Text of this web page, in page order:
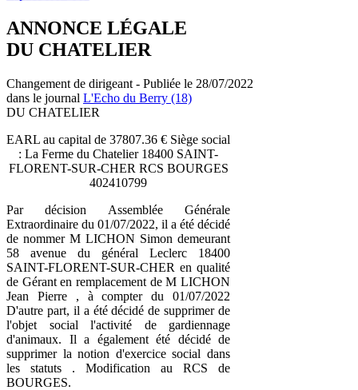
ANNONCE LÉGALE
DU CHATELIER
Changement de dirigeant - Publiée le 28/07/2022
dans le journal L'Echo du Berry (18)
DU CHATELIER
EARL au capital de 37807.36 € Siège social
: La Ferme du Chatelier 18400 SAINT-
FLORENT-SUR-CHER RCS BOURGES
402410799
Par décision Assemblée Générale
Extraordinaire du 01/07/2022, il a été décidé
de nommer M LICHON Simon demeurant
58 avenue du général Leclerc 18400
SAINT-FLORENT-SUR-CHER en qualité
de Gérant en remplacement de M LICHON
Jean Pierre , à compter du 01/07/2022
D'autre part, il a été décidé de supprimer de
l'objet social l'activité de gardiennage
d'animaux. Il a également été décidé de
supprimer la notion d'exercice social dans
les statuts . Modification au RCS de
BOURGES.